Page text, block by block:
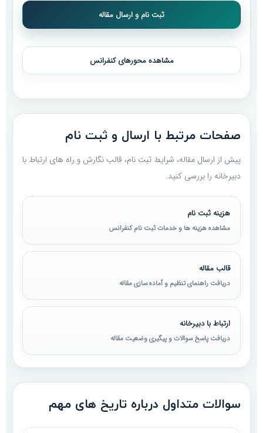
ثبت نام و ارسال مقاله
مشاهده محورهای کنفرانس
صفحات مرتبط با ارسال و ثبت نام
پیش از ارسال مقاله، شرایط ثبت نام، قالب نگارش و راه های ارتباط با
دبیرخانه را بررسی کنید.
هزینه ثبت نام
مشاهده هزینه ها و خدمات ثبت نام کنفرانس
قالب مقاله
دریافت راهنمای تنظیم و آماده سازی مقاله
ارتباط با دبیرخانه
دریافت پاسخ سوالات و پیگیری وضعیت مقاله
سوالات متداول درباره تاریخ های مهم